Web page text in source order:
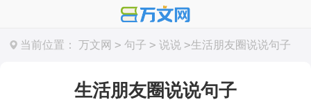
当前位置： 万文网 > 句子 > 说说 >生活朋友圈说说句子
生活朋友圈说说句子